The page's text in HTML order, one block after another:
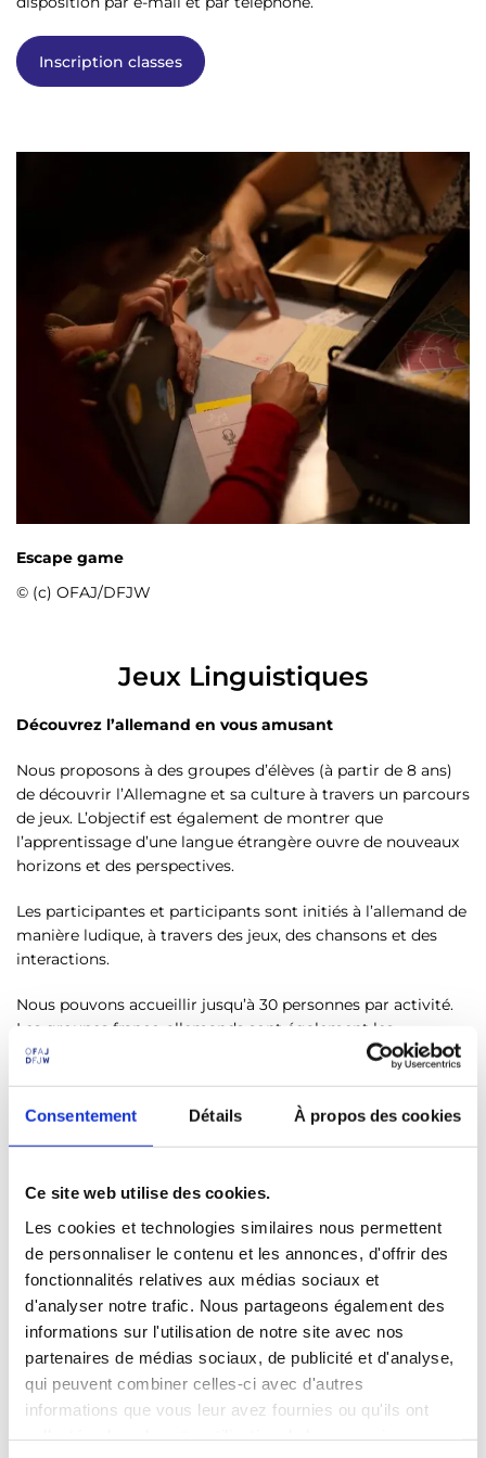
Consentement Détails À propos des cookies
Ce site web utilise des cookies.
Les cookies et technologies similaires nous permettent
de personnaliser le contenu et les annonces, d'offrir des
fonctionnalités relatives aux médias sociaux et
d'analyser notre trafic. Nous partageons également des
informations sur l'utilisation de notre site avec nos
partenaires de médias sociaux, de publicité et d'analyse,
qui peuvent combiner celles-ci avec d'autres
informations que vous leur avez fournies ou qu'ils ont
Inscription classes
Escape game
© (c) OFAJ/DFJW
Jeux Linguistiques
Découvrez l’allemand en vous amusant
Nous proposons à des groupes d’élèves (à partir de 8 ans)
de découvrir l’Allemagne et sa culture à travers un parcours
de jeux. L’objectif est également de montrer que
l’apprentissage d’une langue étrangère ouvre de nouveaux
horizons et des perspectives.
Les participantes et participants sont initiés à l’allemand de
manière ludique, à travers des jeux, des chansons et des
interactions.
Nous pouvons accueillir jusqu’à 30 personnes par activité.
Les groupes franco-allemands sont également les
bienvenus. Nos offres sont adaptées aux besoins et aux
spécificités des jeunes afin que chaque élève puisse
Aucune connaissance préalable de l’allemand n’est requise :
d’énergie !
Prévoyez environ 90 minutes par activité. Pour vous
inscrire, contactez-nous à l’adresse suivante :vis-a-
vis@ofaj.org.
Pour toute question, l’équipe du Vis-à-vis se tient à votre
disposition par e-mail ou par téléphone.